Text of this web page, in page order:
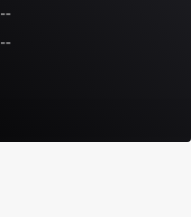
--
--